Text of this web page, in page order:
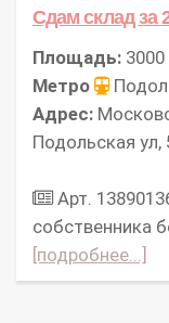
Сдам складза
Площадь:
Метро
Адрес:
Подольская ул,
Арт.
cобcтвенникa
[подробнее...]